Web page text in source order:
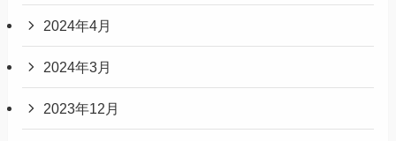
2024年4月
2024年3月
2023年12月